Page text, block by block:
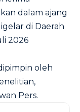
dalam ajang
di Daerah
2026
oleh
Pers.